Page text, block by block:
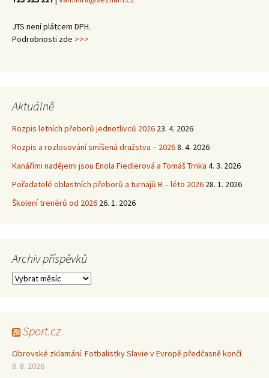
JTS není plátcem DPH.
Podrobnosti zde >>>
Aktuálně
Rozpis letních přeborů jednotlivců 2026 23. 4. 2026
Rozpis a rozlosování smíšená družstva – 20268. 4. 2026
Kanářími nadějemi jsou Enola Fiedlerová a Tomáš Trnka 4. 3. 2026
Pořadatelé oblastních přeborů a turnajů B – léto 2026 28. 1. 2026
Školení trenérů od 2026 26. 1. 2026
Archiv příspěvků
Archiv
Sport.cz
Obrovské zklamání. Fotbalistky Slavie v Evropě předčasně končí
8. 8. 2026